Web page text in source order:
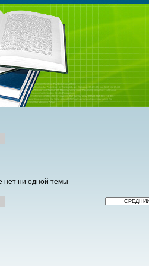
нет ни одной темы